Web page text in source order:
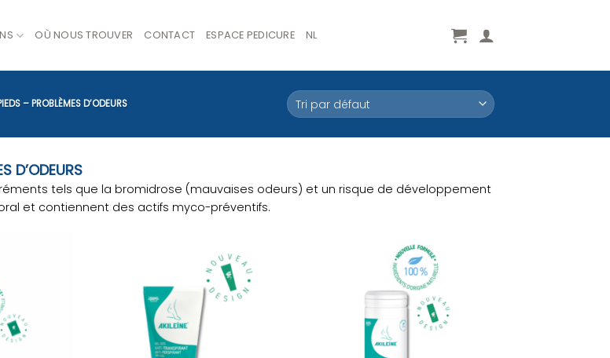
OÙ NOUS TROUVER CONTACT ESPACE PEDICURE NL
– PROBLÈMES D’ODEURS
D’ODEURS
tels que la bromidrose (mauvaises odeurs) et un risque de développement
et contiennent des actifs myco-préventifs.